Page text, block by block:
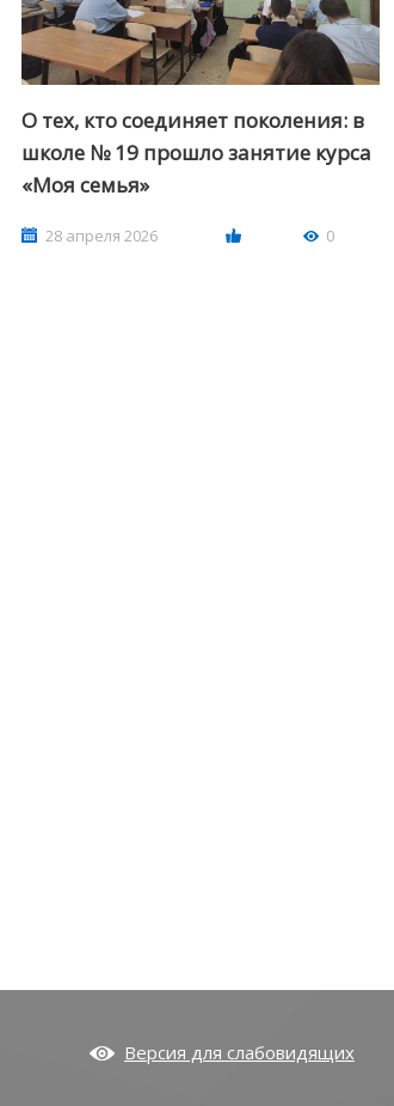
Хабаровский краевой институт
О тех, кто соединяет поколения: в
школе № 19 прошло занятие курса
«Моя семья»
28 апреля 2026 0
Версия для слабовидящих